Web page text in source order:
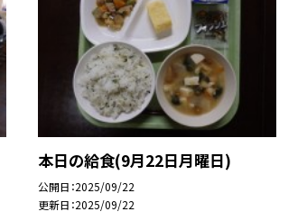
本日の給食(9月22日月曜日)
公開日 2025/09/22
更新日 2025/09/22